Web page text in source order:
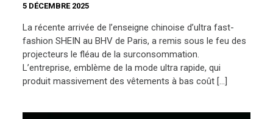
5 DÉCEMBRE 2025
La récente arrivée de l’enseigne chinoise d’ultra fast-
fashion SHEIN au BHV de Paris, a remis sous le feu des
projecteurs le fléau de la surconsommation.
L’entreprise, emblème de la mode ultra rapide, qui
produit massivement des vêtements à bas coût […]